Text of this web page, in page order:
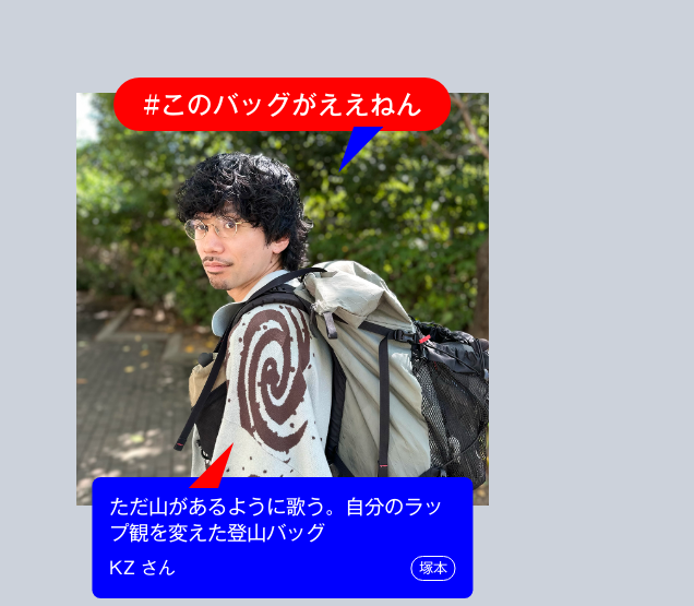
#このバッグがええねん
ただ山があるように歌う。自分のラッ
プ観を変えた登山バッグ
KZ さん 塚本